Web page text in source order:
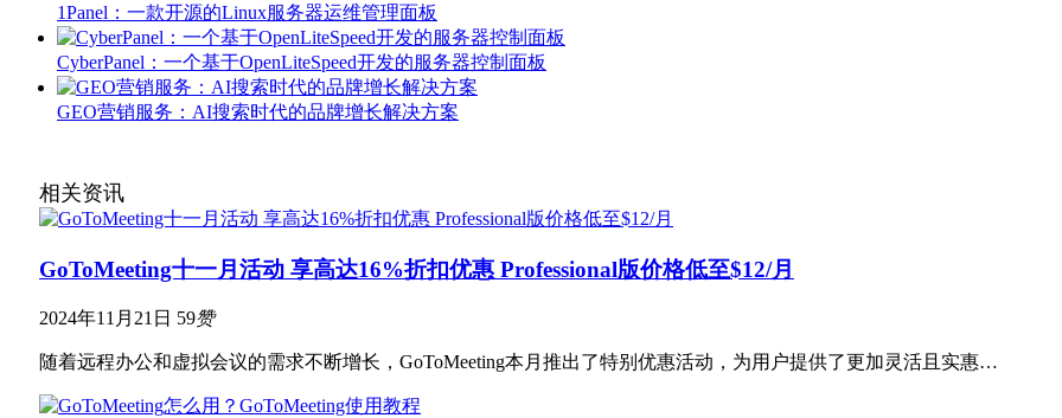
1Panel：一款开源的Linux服务器运维管理面板
CyberPanel：一个基于OpenLiteSpeed开发的服务器控制面板
GEO营销服务：AI搜索时代的品牌增长解决方案
相关资讯
GoToMeeting十一月活动 享高达16%折扣优惠 Professional版价格低至$12/月
2024年11月21日 59赞
随着远程办公和虚拟会议的需求不断增长，GoToMeeting本月推出了特别优惠活动，为用户提供了更加灵活且实惠…